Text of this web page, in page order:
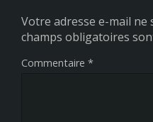
Votre adresse e-mail ne
champs obligatoires
Commentaire *